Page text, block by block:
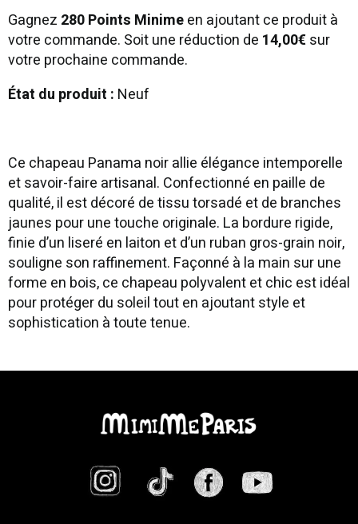
Gagnez 280 Points Minimeen ajoutant ce produit à
votre commande. Soit une réduction de 14,00€sur
votre prochaine commande.
État du produit : Neuf
Ce chapeau Panama noir allie élégance intemporelle
et savoir-faire artisanal. Confectionné en paille de
qualité, il est décoré de tissu torsadé et de branches
jaunes pour une touche originale. La bordure rigide,
finie d’un liseré en laiton et d’un ruban gros-grain noir,
souligne son raffinement. Façonné à la main sur une
forme en bois, ce chapeau polyvalent et chic est idéal
pour protéger du soleil tout en ajoutant style et
sophistication à toute tenue.